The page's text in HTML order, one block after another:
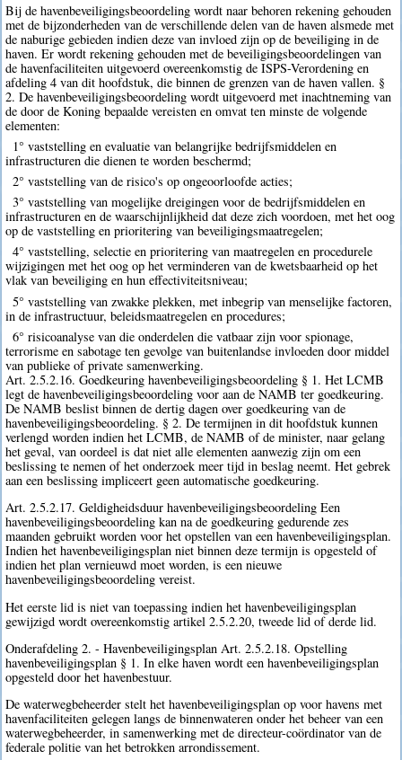
Bij de havenbeveiligingsbeoordeling wordt naar behoren rekening gehouden
met de bijzonderheden van de verschillende delen van de haven alsmede met
de naburige gebieden indien deze van invloed zijn op de beveiliging in de
haven. Er wordt rekening gehouden met de beveiligingsbeoordelingen van
de havenfaciliteiten uitgevoerd overeenkomstig de ISPS-Verordening en
afdeling 4 van dit hoofdstuk, die binnen de grenzen van de haven vallen. §
2. De havenbeveiligingsbeoordeling wordt uitgevoerd met inachtneming van
de door de Koning bepaalde vereisten en omvat ten minste de volgende
elementen:
1° vaststelling en evaluatie van belangrijke bedrijfsmiddelen en
infrastructuren die dienen te worden beschermd;
2° vaststelling van de risico's op ongeoorloofde acties;
3° vaststelling van mogelijke dreigingen voor de bedrijfsmiddelen en
infrastructuren en de waarschijnlijkheid dat deze zich voordoen, met het oog
op de vaststelling en prioritering van beveiligingsmaatregelen;
4° vaststelling, selectie en prioritering van maatregelen en procedurele
wijzigingen met het oog op het verminderen van de kwetsbaarheid op het
vlak van beveiliging en hun effectiviteitsniveau;
5° vaststelling van zwakke plekken, met inbegrip van menselijke factoren,
in de infrastructuur, beleidsmaatregelen en procedures;
6° risicoanalyse van die onderdelen die vatbaar zijn voor spionage,
terrorisme en sabotage ten gevolge van buitenlandse invloeden door middel
van publieke of private samenwerking.
Art. 2.5.2.16. Goedkeuring havenbeveiligingsbeoordeling § 1. Het LCMB
legt de havenbeveiligingsbeoordeling voor aan de NAMB ter goedkeuring.
De NAMB beslist binnen de dertig dagen over goedkeuring van de
havenbeveiligingsbeoordeling. § 2. De termijnen in dit hoofdstuk kunnen
verlengd worden indien het LCMB, de NAMB of de minister, naar gelang
het geval, van oordeel is dat niet alle elementen aanwezig zijn om een
beslissing te nemen of het onderzoek meer tijd in beslag neemt. Het gebrek
aan een beslissing impliceert geen automatische goedkeuring.
Art. 2.5.2.17. Geldigheidsduur havenbeveiligingsbeoordeling Een
havenbeveiligingsbeoordeling kan na de goedkeuring gedurende zes
maanden gebruikt worden voor het opstellen van een havenbeveiligingsplan.
Indien het havenbeveiligingsplan niet binnen deze termijn is opgesteld of
indien het plan vernieuwd moet worden, is een nieuwe
havenbeveiligingsbeoordeling vereist.
Het eerste lid is niet van toepassing indien het havenbeveiligingsplan
gewijzigd wordt overeenkomstig artikel 2.5.2.20, tweede lid of derde lid.
Onderafdeling 2. - Havenbeveiligingsplan Art. 2.5.2.18. Opstelling
havenbeveiligingsplan § 1. In elke haven wordt een havenbeveiligingsplan
opgesteld door het havenbestuur.
De waterwegbeheerder stelt het havenbeveiligingsplan op voor havens met
havenfaciliteiten gelegen langs de binnenwateren onder het beheer van een
waterwegbeheerder, in samenwerking met de directeur-coördinator van de
federale politie van het betrokken arrondissement.